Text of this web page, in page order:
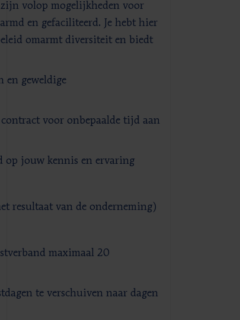
volop mogelijkheden voor
en gefaciliteerd. Je hebt hier
omarmt diversiteit en biedt
en geweldige
voor onbepaalde tijd aan
op jouw kennis en ervaring
resultaat van de onderneming)
maximaal 20
te verschuiven naar dagen